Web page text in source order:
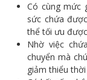
Có cùng mức
sức chứa
thể tối ưu
Nhờ việc
chuyển mà
giảm thiểu